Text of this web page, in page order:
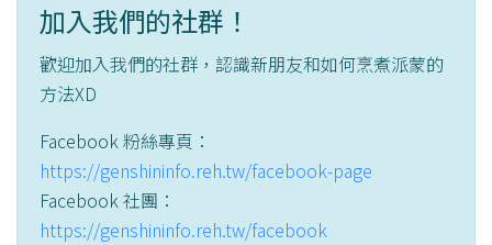
加入我們的社群！
歡迎加入我們的社群，認識新朋友和如何烹煮派蒙的
方法XD
Facebook 粉絲專頁：
https://genshininfo.reh.tw/facebook-page
Facebook 社團：
https://genshininfo.reh.tw/facebook